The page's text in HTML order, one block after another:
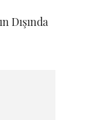
Dışında